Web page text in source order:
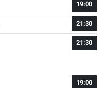
19:00
21:30
21:30
19:00